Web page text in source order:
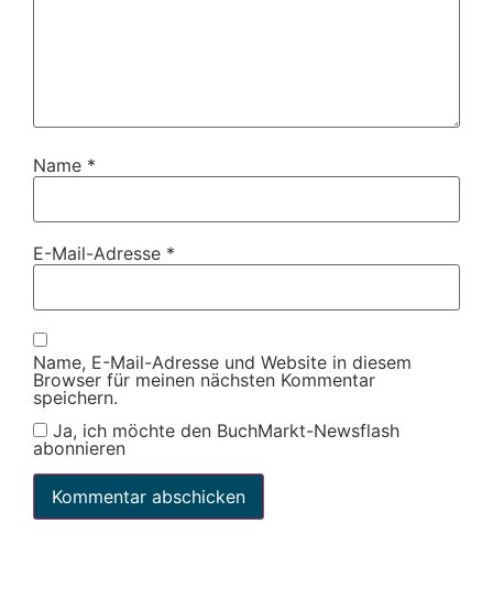
Name *
E-Mail-Adresse *
Name, E-Mail-Adresse und Website in diesem
Browser für meinen nächsten Kommentar
speichern.
Ja, ich möchte den BuchMarkt-Newsflash
abonnieren